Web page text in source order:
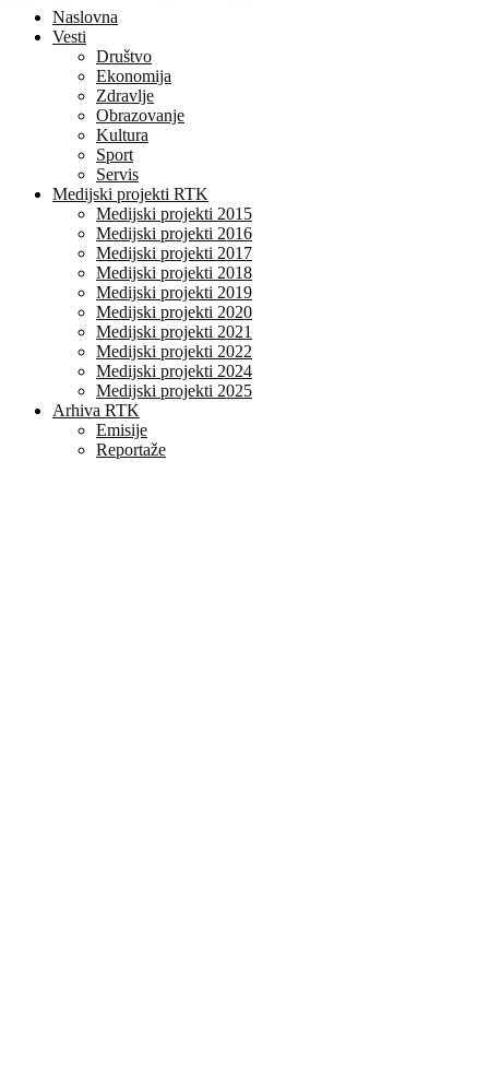
Naslovna
Vesti
Društvo
Ekonomija
Zdravlje
Obrazovanje
Kultura
Sport
Servis
Medijski projekti RTK
Medijski projekti 2015
Medijski projekti 2016
Medijski projekti 2017
Medijski projekti 2018
Medijski projekti 2019
Medijski projekti 2020
Medijski projekti 2021
Medijski projekti 2022
Medijski projekti 2024
Medijski projekti 2025
Arhiva RTK
Emisije
Reportaže